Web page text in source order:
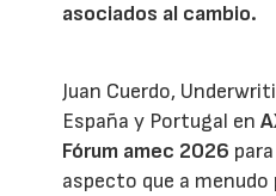
asociados al cambio.
Juan Cuerdo,
España y Portugal en
Fórum amec 2026
aspecto que a menudo